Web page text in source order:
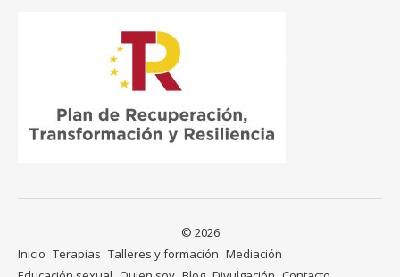
© 2026
Inicio Terapias Talleres y formación Mediación